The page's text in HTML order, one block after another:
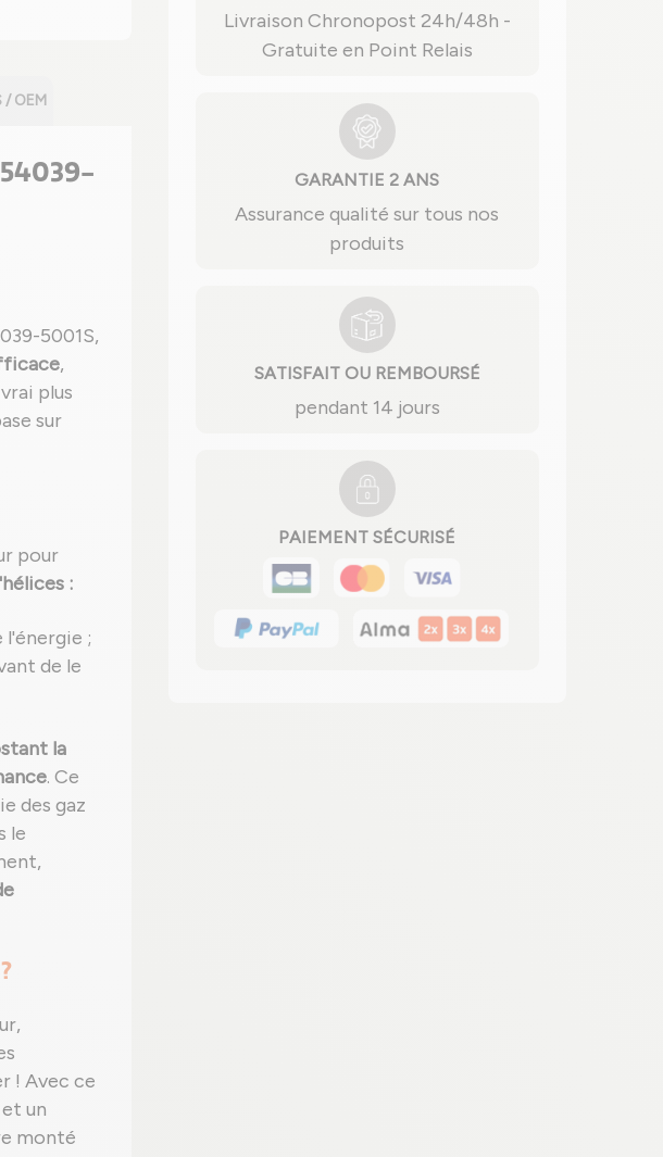
/ OEM
5001S,
,
plus
sur
pour
:
;
de le
la
. Ce
des gaz
le
! Avec ce
et un
monté
Livraison Chronopost 24h/48h -
Gratuite en Point Relais
GARANTIE 2 ANS
Assurance qualité sur tous nos
produits
SATISFAIT OU REMBOURSÉ
pendant 14 jours
PAIEMENT SÉCURISÉ